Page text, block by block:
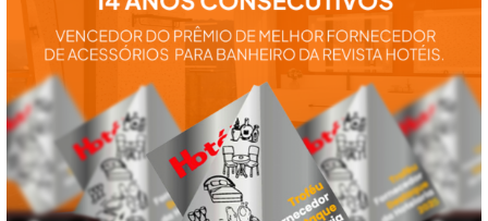
manuais,
vídeos,
catálogos e
tudo mais que
precisa.
VEJA